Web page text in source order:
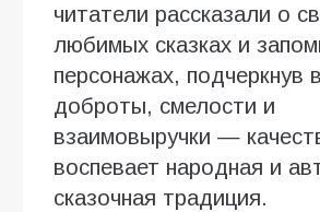
читатели рассказали о
любимых сказках и
персонажах, подчеркнув
доброты, смелости и
взаимовыручки —
воспевает народная и
сказочная традиция.